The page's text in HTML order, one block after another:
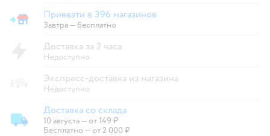
Привезти в магазин
Привезти в 396 магазинов
Завтра—бесплатно
Доставка за 2 часа
Недоступно
Экспресс-доставка из магазина
Недоступно
Доставка со склада
Доставка со склада
10 августа—от 149 ₽
Бесплатно — от 2 000 ₽